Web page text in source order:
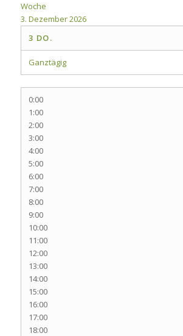
Woche
3. Dezember 2026
3 DO.
Ganztägig
0:00
1:00
2:00
3:00
4:00
5:00
6:00
7:00
8:00
9:00
10:00
11:00
12:00
13:00
14:00
15:00
16:00
17:00
18:00